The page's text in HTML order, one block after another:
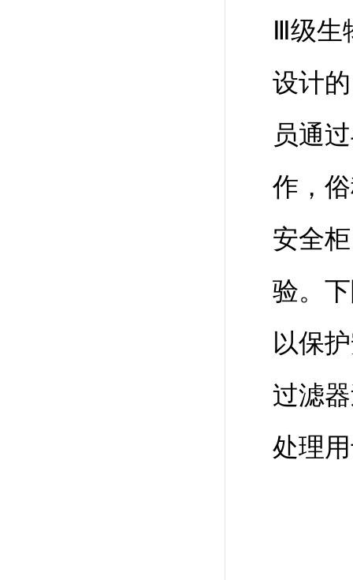
Ⅲ级生
设计
员通
作，
安全
验。
以保
过滤
处理